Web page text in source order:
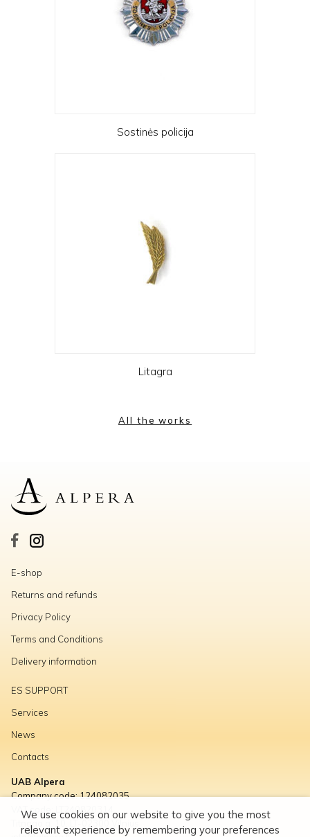
Sostinės policija
Litagra
All the works
E-shop
Returns and refunds
Privacy Policy
Terms and Conditions
Delivery information
ES SUPPORT
Services
News
Contacts
UAB Alpera
Company code: 124082035
VAT code: LT240820314
Titnago g. 10, LT-02300 Vilnius
We use cookies on our website to give you the most
relevant experience by remembering your preferences